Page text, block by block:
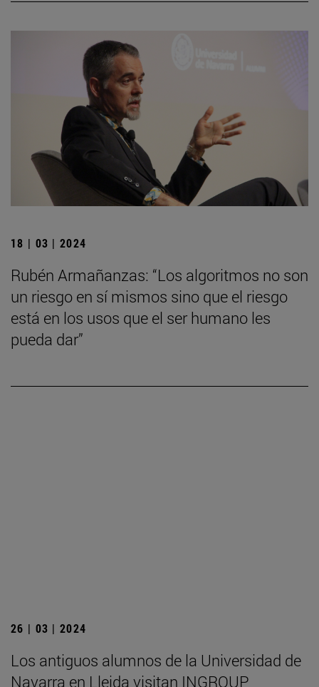
18 | 03 | 2024
Rubén Armañanzas: “Los algoritmos no son
un riesgo en sí mismos sino que el riesgo
está en los usos que el ser humano les
pueda dar”
26 | 03 | 2024
Los antiguos alumnos de la Universidad de
Navarra en Lleida visitan INGROUP